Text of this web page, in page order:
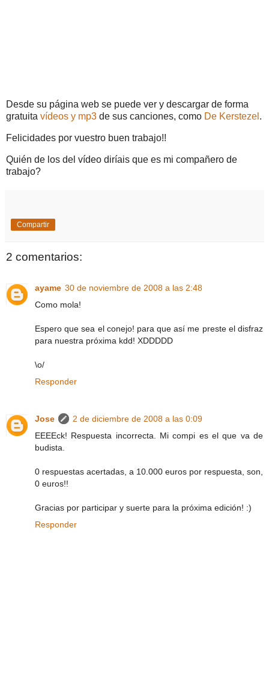
Desde su página web se puede ver y descargar de forma
gratuita vídeos y mp3 de sus canciones, como De Kerstezel .
Felicidades por vuestro buen trabajo!!
Quién de los del vídeo diríais que es mi compañero de
trabajo?
Compartir
2 comentarios:
ayame 30 de noviembre de 2008 a las 2:48
Como mola!
Espero que sea el conejo! para que así me preste el disfraz
para nuestra próxima kdd! XDDDDD
\o/
Responder
Jose
2 de diciembre de 2008 a las 0:09
EEEEck! Respuesta incorrecta. Mi compi es el que va de
budista.
0 respuestas acertadas, a 10.000 euros por respuesta, son,
0 euros!!
Gracias por participar y suerte para la próxima edición! :)
Responder